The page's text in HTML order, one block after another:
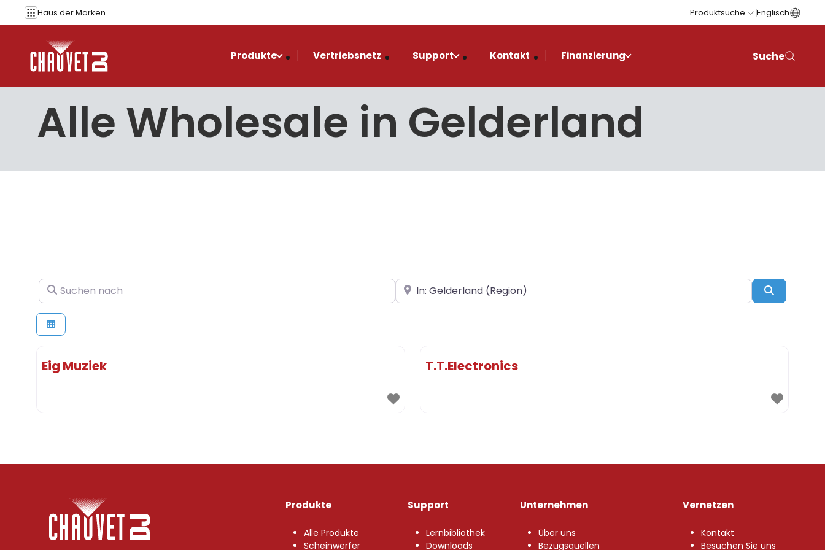
Zum Inhalt springen
Haus derMarken Produktsuche Englisch
Produkte Vertriebsnetz Support Kontakt Finanzierung Suche
Alle Wholesale in Gelderland
Suchen nach In der Nähe Suchen
Eig Muziek T.T.Electronics
Produkte
Alle Produkte
Scheinwerfer
Support
Lernbibliothek
Downloads
Unternehmen
Über uns
Bezugsquellen
Vernetzen
Kontakt
Besuchen Sie uns